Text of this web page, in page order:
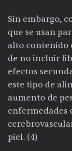
Sin embargo,
que se usan
alto contenido
de no incluir
efectos
este tipo de
aumento de
enfermedades
piel. (4)